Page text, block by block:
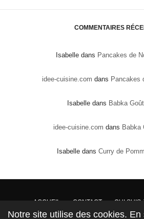
COMMENTAIRES
Isabelledans Pancakes de
idee-cuisine.com dans Pancakes
Isabelledans Babka
idee-cuisine.com dans Babka
Isabelledans Curry de
ACCUEIL CONTACT QUI SUIS
DROITS DE PROPRIÉTÉ : Conformément à la loi, les
Notre site utilise des cookies.